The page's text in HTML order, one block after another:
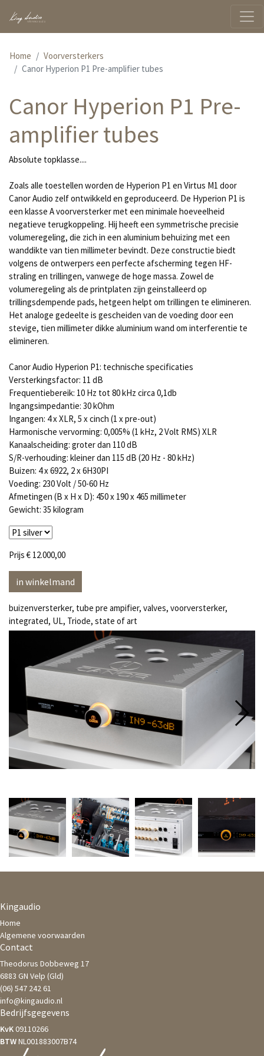
Home
Voorversterkers
Canor Hyperion P1 Pre-amplifier tubes
Canor Hyperion P1 Pre-
amplifier tubes
Absolute topklasse....
Zoals alle toestellen worden de Hyperion P1 en Virtus M1 door
Canor Audio zelf ontwikkeld en geproduceerd. De Hyperion P1 is
een klasse A voorversterker met een minimale hoeveelheid
negatieve terugkoppeling. Hij heeft een symmetrische precisie
volumeregeling, die zich in een aluminium behuizing met een
wanddikte van tien millimeter bevindt. Deze constructie biedt
volgens de ontwerpers een perfecte afscherming tegen HF-
straling en trillingen, vanwege de hoge massa. Zowel de
volumeregeling als de printplaten zijn geinstalleerd op
trillingsdempende pads, hetgeen helpt om trillingen te elimineren.
Het analoge gedeelte is gescheiden van de voeding door een
stevige, tien millimeter dikke aluminium wand om interferentie te
elimineren.
Canor Audio Hyperion P1: technische specificaties
Versterkingsfactor: 11 dB
Frequentiebereik: 10 Hz tot 80 kHz circa 0,1db
Ingangsimpedantie: 30 kOhm
Ingangen: 4 x XLR, 5 x cinch (1 x pre-out)
Harmonische vervorming: 0,005% (1 kHz, 2 Volt RMS) XLR
Kanaalscheiding: groter dan 110 dB
S/R-verhouding: kleiner dan 115 dB (20 Hz - 80 kHz)
Buizen: 4 x 6922, 2 x 6H30PI
Voeding: 230 Volt / 50-60 Hz
Afmetingen (B x H x D): 450 x 190 x 465 millimeter
Gewicht: 35 kilogram
Prijs€ 12.000,00
in winkelmand
buizenversterker, tube pre ampifier, valves, voorversterker,
integrated, UL, Triode, state of art
Kingaudio
Home
Algemene voorwaarden
Contact
Theodorus Dobbeweg 17
6883 GN Velp (Gld)
(06) 547 242 61
info@kingaudio.nl
Bedrijfsgegevens
KvK09110266
BTWNL001883007B74